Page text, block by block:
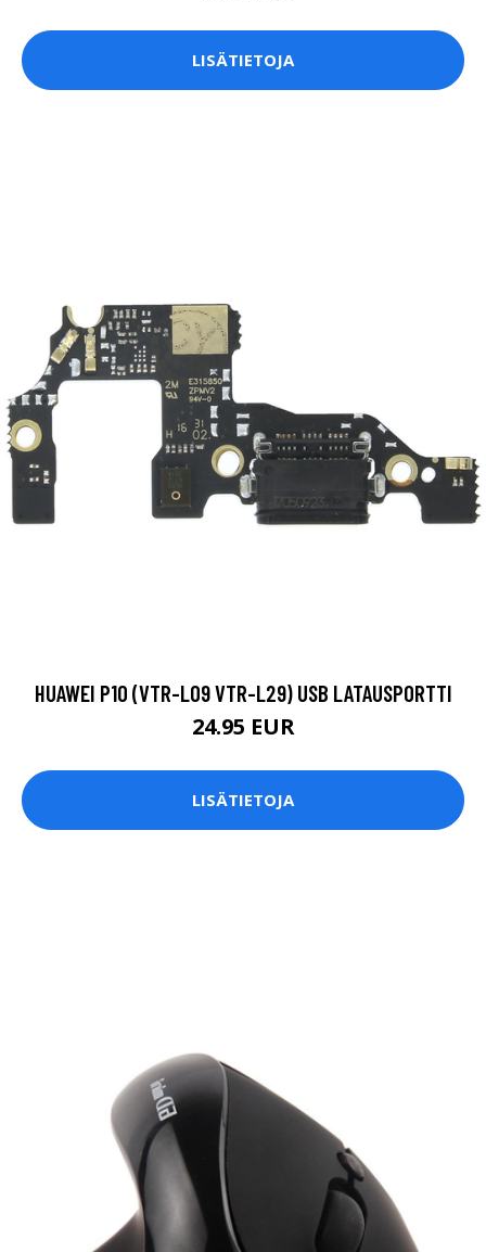
LISÄTIETOJA
HUAWEI P10 (VTR-L09 VTR-L29) USB LATAUSPORTTI
24.95 EUR
LISÄTIETOJA